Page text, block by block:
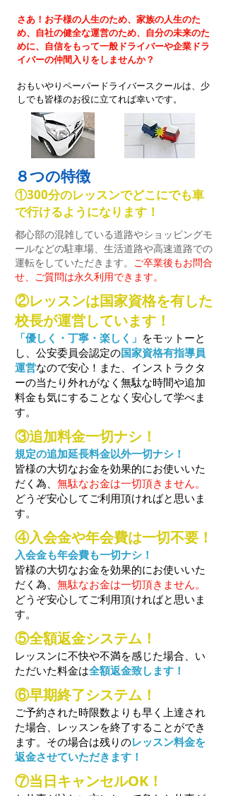
さあ！お子様の人生のため、家族の人生のた
め、自社の健全な運営のため、自分の未来のた
めに、自信をもって一般ドライバーや企業ドラ
イバーの仲間入りをしませんか？
おもいやりペーパードライバースクールは、少
しでも皆様のお役に立てれば幸いです。
​８つの特徴
①300分のレッスンでどこにでも車
で行けるようになります！
都心部の混雑している道路やショッピングモ
ールなどの駐車場、生活道路や高速道路での
運転をしていただきます。 ご卒業後もお問合
せ、ご質問は永久利用できます。
②レッスンは国家資格を有した
校長が運営しています！
「優しく・丁寧・楽しく」 をモットーと
し、公安委員会認定の国家資格有指導員
運営なので安心！また、インストラクタ
ーの当たり外れがなく無駄な時間や追加
料金も気にすることなく安心して学べま
す。
③追加料金一切ナシ！
規定の追加延長料金以外一切ナシ！
皆様の大切なお金を効果的にお使いいた
だく為、 無駄なお金は一切頂きません。
どうぞ安心してご利用頂ければと思いま
す。
④入会金や年会費は一切不要！
入会金も年会費も一切ナシ！
皆様の大切なお金を効果的にお使いいた
だく為、 無駄なお金は一切頂きません。
どうぞ安心してご利用頂ければと思いま
す。
⑤全額返金システム！
レッスンに不快や不満を感じた場合、い
ただいた料金は全額返金致します！
⑥早期終了システム！
​ご予約された時限数よりも早く上達され
た場合、レッスンを終了することができ
ます。その場合は残りのレッスン料金を
返金させていただきます！
⑦当日キャンセルOK！